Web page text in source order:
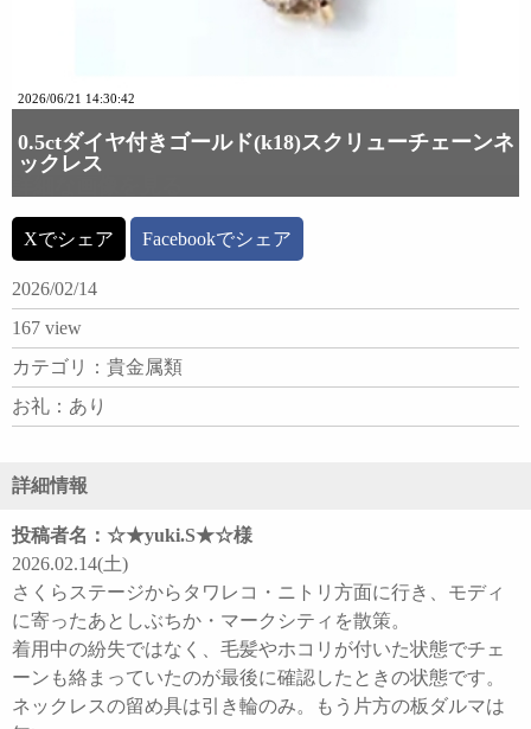
2026/06/21 14:30:42
0.5ctダイヤ付きゴールド(k18)スクリューチェーンネ
ックレス
Xでシェア Facebookでシェア
2026/02/14
167 view
カテゴリ：貴金属類
お礼：あり
詳細情報
投稿者名：☆★yuki.S★☆様
2026.02.14(土)
さくらステージからタワレコ・ニトリ方面に行き、モディ
に寄ったあとしぶちか・マークシティを散策。
着用中の紛失ではなく、毛髪やホコリが付いた状態でチェ
ーンも絡まっていたのが最後に確認したときの状態です。
ネックレスの留め具は引き輪のみ。もう片方の板ダルマは